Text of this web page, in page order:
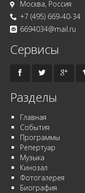
Москва, Россия
+7 (495) 669-40-34
6694034@mail.ru
Сервисы
Разделы
Главная
События
Программы
Репертуар
Музыка
Кинозал
Фотогалерея
Биография